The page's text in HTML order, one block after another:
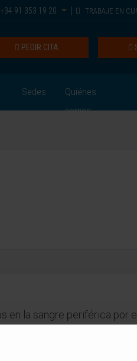
+34 91 353 19 20 TRABAJE EN
PEDIR CITA
Sedes
Quiénes
somos
en la sangre periférica por